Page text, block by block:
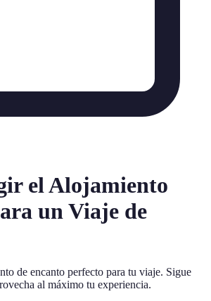
el Alojamiento
un Viaje de
de encanto perfecto para tu viaje. Sigue
al máximo tu experiencia.